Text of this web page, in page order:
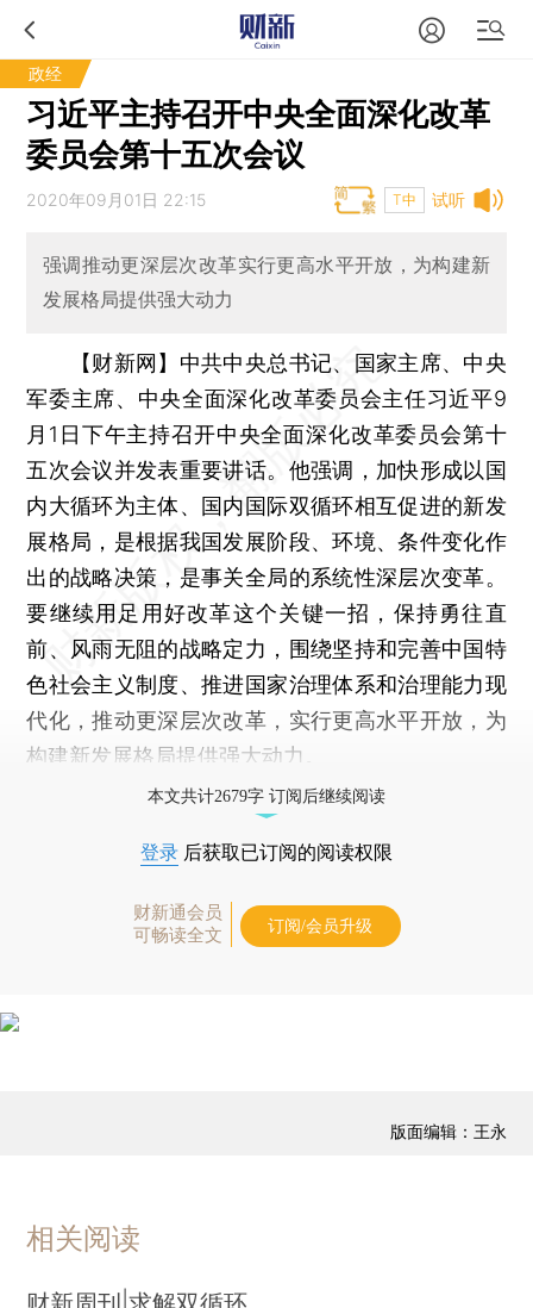
政经
习近平主持召开中央全面深化改革
委员会第十五次会议
试听
2020年09月01日 22:15 T中
强调推动更深层次改革实行更高水平开放，为构建新
发展格局提供强大动力
【财新网】 中共中央总书记、国家主席、中央
军委主席、中央全面深化改革委员会主任习近平9
月1日下午主持召开中央全面深化改革委员会第十
五次会议并发表重要讲话。他强调，加快形成以国
内大循环为主体、国内国际双循环相互促进的新发
展格局，是根据我国发展阶段、环境、条件变化作
出的战略决策，是事关全局的系统性深层次变革。
要继续用足用好改革这个关键一招，保持勇往直
前、风雨无阻的战略定力，围绕坚持和完善中国特
色社会主义制度、推进国家治理体系和治理能力现
代化，推动更深层次改革，实行更高水平开放，为
构建新发展格局提供强大动力。
本文共计2679字 订阅后继续阅读
登录 后获取已订阅的阅读权限
财新通会员
可畅读全文
订阅/会员升级
版面编辑：王永
相关阅读